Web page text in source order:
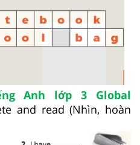
Anh lớp 3 Global
and read (Nhìn, hoàn